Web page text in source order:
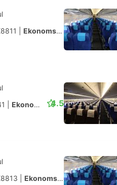
Ekonomska klasa
Ekonomska klasa 4.5
Ekonomska klasa